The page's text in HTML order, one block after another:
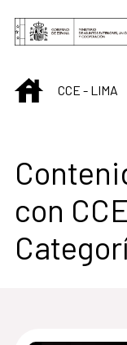
Saltar al
INICIOCCE - LIMA
Centro
con CCE